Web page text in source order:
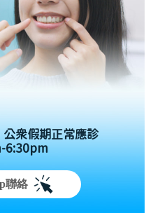
眾假期正常應診
6:30pm
聯絡